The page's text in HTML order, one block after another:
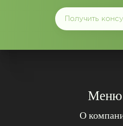
Получить
Меню
О